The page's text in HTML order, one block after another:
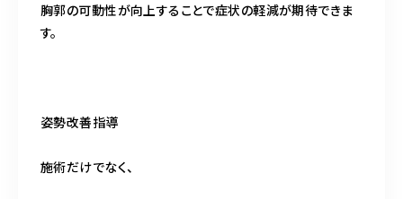
胸郭の可動性が向上することで症状の軽減が期待できま
す。
姿勢改善指導
施術だけでなく、